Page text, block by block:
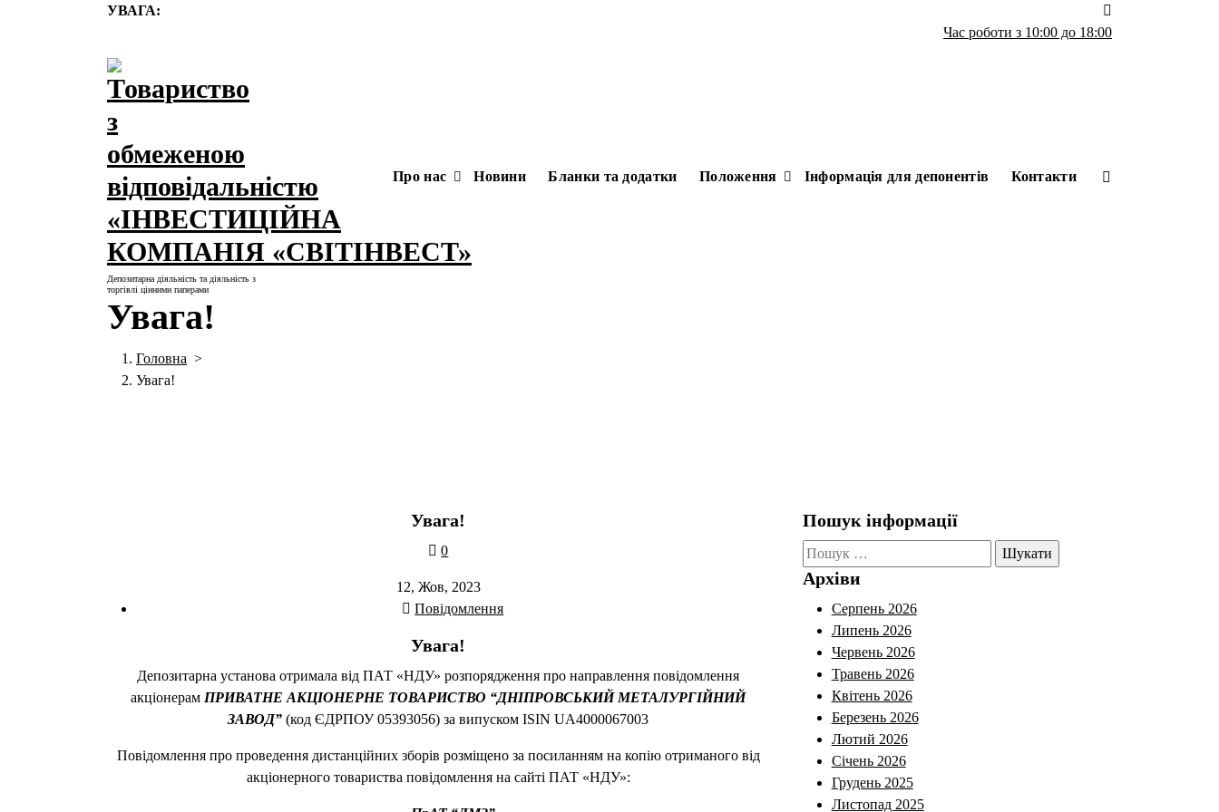
УВАГА:
Час роботи з 10:00 до 18:00
Депозитарна діяльність та діяльність з
торгівлі цінними паперами
Про нас Новини Бланки та додатки Положення Інформація для депонентів Контакти
Увага!
Головна >
Увага!
Увага!
0
12, Жов, 2023
Повідомлення
Увага!
Депозитарна установа отримала від ПАТ «НДУ» розпорядження про направлення повідомлення
акціонерам ПРИВАТНЕ АКЦІОНЕРНЕ ТОВАРИСТВО “ДНІПРОВСЬКИЙ МЕТАЛУРГІЙНИЙ
ЗАВОД”(код ЄДРПОУ 05393056) за випуском ISIN UA4000067003
Повідомлення про проведення дистанційних зборів розміщено за посиланням на копію отриманого від
акціонерного товариства повідомлення на сайті ПАТ «НДУ»:
Пошук інформації
Пошук:
Архіви
Серпень 2026
Липень 2026
Червень 2026
Травень 2026
Квітень 2026
Березень 2026
Лютий 2026
Січень 2026
Грудень 2025
Листопад 2025